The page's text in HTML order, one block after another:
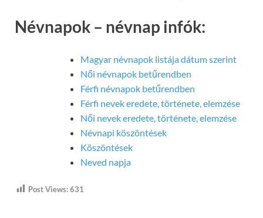
Névnapok – névnap infók:
Magyar névnapok listája dátum szerint
Női névnapok betűrendben
Férfi névnapok betűrendben
Férfi nevek eredete, története, elemzése
Női nevek eredete, története, elemzése
Névnapi köszöntések
Köszöntések
Neved napja
Post Views:631